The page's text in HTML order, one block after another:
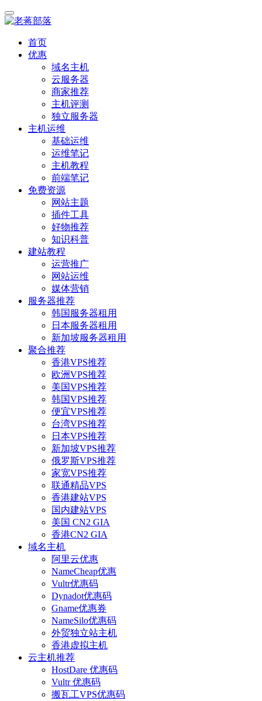
首页
优惠
域名主机
云服务器
商家推荐
主机评测
独立服务器
主机运维
基础运维
运维笔记
主机教程
前端笔记
免费资源
网站主题
插件工具
好物推荐
知识科普
建站教程
运营推广
网站运维
媒体营销
服务器推荐
韩国服务器租用
日本服务器租用
新加坡服务器租用
聚合推荐
香港VPS推荐
欧洲VPS推荐
美国VPS推荐
韩国VPS推荐
便宜VPS推荐
台湾VPS推荐
日本VPS推荐
新加坡VPS推荐
俄罗斯VPS推荐
家宽VPS推荐
联通精品VPS
香港建站VPS
国内建站VPS
美国 CN2 GIA
香港CN2 GIA
域名主机
阿里云优惠
NameCheap优惠
Vultr优惠码
Dynadot优惠码
Gname优惠券
NameSilo优惠码
外贸独立站主机
香港虚拟主机
云主机推荐
HostDare 优惠码
Vultr 优惠码
搬瓦工VPS优惠码